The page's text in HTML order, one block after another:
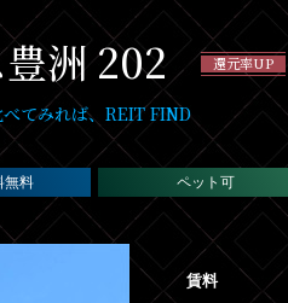
洲 202 還元率UP
てみれば、REIT FIND
無料 ペット可
賃料